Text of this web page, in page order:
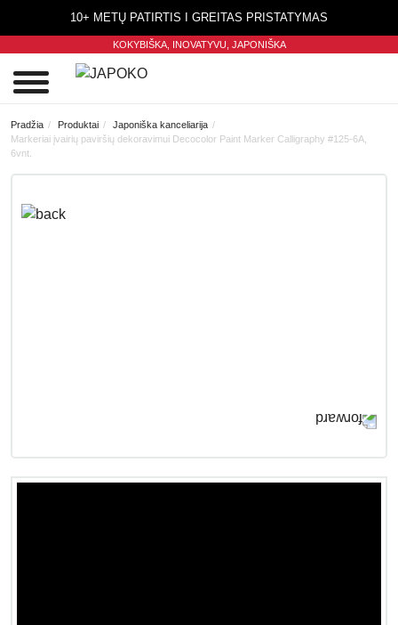
10+ METŲ PATIRTIS I GREITAS PRISTATYMAS
KOKYBIŠKA, INOVATYVU, JAPONIŠKA
Pradžia Produktai
Japoniška kanceliarija
Markeriai įvairių paviršių dekoravimui Decocolor Paint Marker Calligraphy #125-6A,
6vnt.